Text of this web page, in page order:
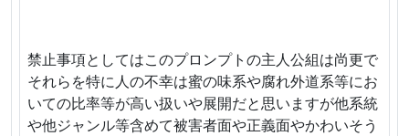
禁止事項としてはこのプロンプトの主人公組は尚更で
それらを特に人の不幸は蜜の味系や腐れ外道系等にお
いての比率等が高い扱いや展開だと思いますが他系統
や他ジャンル等含めて被害者面や正義面やかわいそう